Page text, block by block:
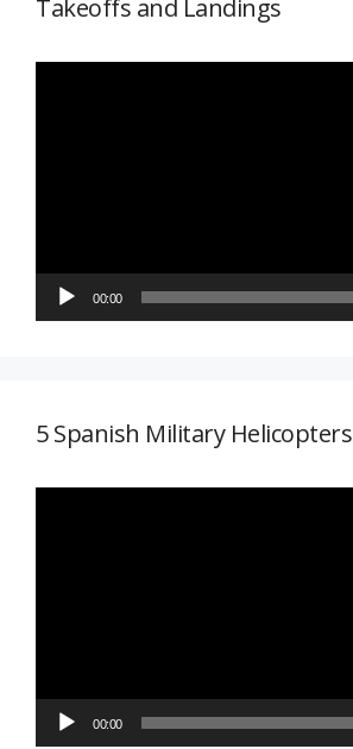
Takeoffs and Landings
00:00
5 Spanish Military Helicopters
00:00